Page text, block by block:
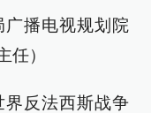
广播电视规划院
任）
界反法西斯战争